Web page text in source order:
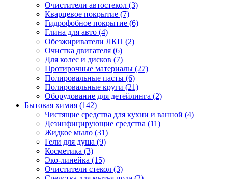
Очистители автостекол (3)
Кварцевое покрытие (7)
Гидрофобное покрытие (6)
Глина для авто (4)
Обезжириватели ЛКП (2)
Очистка двигателя (6)
Для колес и дисков (7)
Протирочные материалы (27)
Полировальные пасты (6)
Полировальные круги (21)
Оборудование для детейлинга (2)
Бытовая химия (142)
Чистящие средства для кухни и ванной (4)
Дезинфицирующие средства (11)
Жидкое мыло (31)
Гели для душа (9)
Косметика (3)
Эко-линейка (15)
Очистители стекол (3)